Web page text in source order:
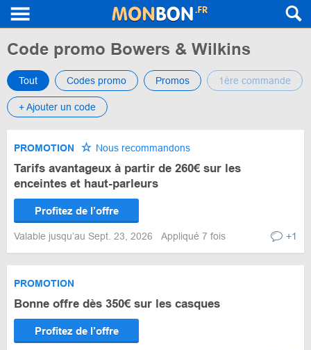
Code promo Bowers & Wilkins
Tout Codes promo Promos 1ère commande
+ Ajouter un code
PROMOTION Nous recommandons
Tarifs avantageux à partir de 260€ sur les
enceintes et haut-parleurs
Profitez de l’offre
Valable jusqu’au Sept. 23, 2026 Appliqué 7 fois +1
PROMOTION
Bonne offre dès 350€ sur les casques
Profitez de l’offre